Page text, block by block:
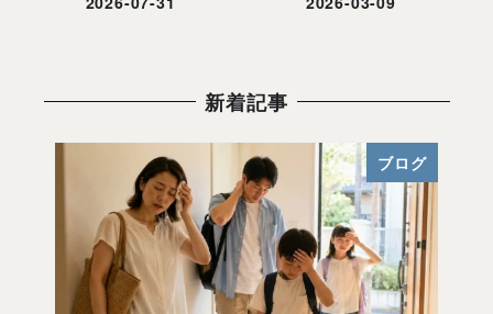
投稿日 投稿日
新着記事
ブログ